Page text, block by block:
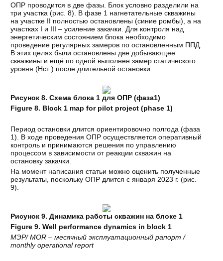
ОПР проводится в две фазы. Блок условно разделили на
три участка (рис. 8). В фазе 1 нагнетательные скважины
на участке II полностью остановлены (синие ромбы), а на
участках I и III – усиление закачки. Для контроля над
энергетическим состоянием блока необходимо
проведение регулярных замеров по остановленным ППД.
В этих целях были остановлены две добывающее
скважины и ещё по одной выполнен замер статического
уровня (Нст ) после длительной остановки.
Рисунок 8. Схема блока 1 для ОПР (фаза1)
Figure 8. Block 1 map for pilot project (phase 1)
Период остановки длится ориентировочно полгода (фаза
1). В ходе проведения ОПР осуществляется оперативный
контроль и принимаются решения по управлению
процессом в зависимости от реакции скважин на
остановку закачки.
На момент написания статьи можно оценить полученные
результаты, поскольку ОПР длится с января 2023 г. (рис.
9).
Рисунок 9. Динамика работы скважин на блоке 1
Figure 9. Well performance dynamics in block 1
МЭР/ MOR – месячный эксплуатационный рапорт /
monthly operational report